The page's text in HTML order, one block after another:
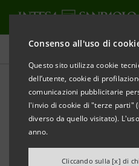
Consenso all'uso di
Questo sito utilizza cookie
dell’utente, cookie di
comunicazioni pubblicitarie
l'invio di cookie di "terze parti"
diverso da quello visitato).
anno.
Cliccando sulla [x] di
Comunicati stampa
STAMPA AGGIORNA
VINITALY: DA INTESA
EURO DI NUOVO
ALIMENTARI NEL